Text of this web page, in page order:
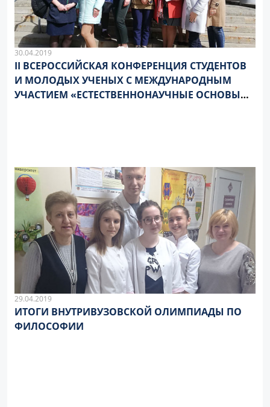
30.04.2019
II ВСЕРОССИЙСКАЯ КОНФЕРЕНЦИЯ СТУДЕНТОВ
И МОЛОДЫХ УЧЕНЫХ С МЕЖДУНАРОДНЫМ
УЧАСТИЕМ «ЕСТЕСТВЕННОНАУЧНЫЕ ОСНОВЫ
29.04.2019
ИТОГИ ВНУТРИВУЗОВСКОЙ ОЛИМПИАДЫ ПО
ФИЛОСОФИИ